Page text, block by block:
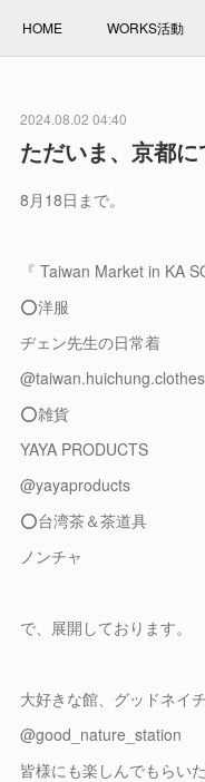
HOME WORKS活動
2024.08.02 04:40
ただいま、京都
8月18日まで。
『 Taiwan Market in KA
⭕️洋服
ヂェン先生の日常着
@taiwan.huichung.clothes
⭕️雑貨
YAYA PRODUCTS
@yayaproducts
⭕️台湾茶＆茶道具
ノンチャ
で、展開しております。
大好きな館、グッドネイ
@good_nature_station
皆様にも楽しんでもらい